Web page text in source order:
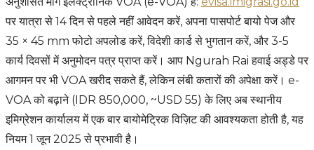
पर यात्रा से 14 दिन से पहले नहीं आवेदन करें, अपना पासपोर्ट बायो पेज और
35 × 45 mm फोटो अपलोड करें, विदेशी कार्ड से भुगतान करें, और 3-5
कार्य दिवसों में अनुमोदन पत्र प्राप्त करें। आप Ngurah Rai हवाई अड्डे पर
आगमन पर भी VOA खरीद सकते हैं, लेकिन लंबी कतारों की अपेक्षा करें। e-
VOA को बढ़ाने (IDR 850,000, ~USD 55) के लिए अब स्थानीय
इमिग्रेशन कार्यालय में एक बार बायोमेट्रिक विज़िट की आवश्यकता होती है, यह
नियम 1 जून 2025 से प्रभावी है।